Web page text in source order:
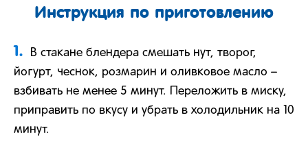
Инструкция по приготовлению
1.
В стакане блендера смешать нут, творог,
йогурт, чеснок, розмарин и оливковое масло –
взбивать не менее 5 минут. Переложить в миску,
приправить по вкусу и убрать в холодильник на 10
минут.